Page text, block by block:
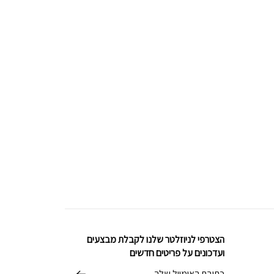
הצטרפי לניוזלטר שלנו לקבלת מבצעים
ועדכונים על פריטים חדשים
דוא׳׳ל